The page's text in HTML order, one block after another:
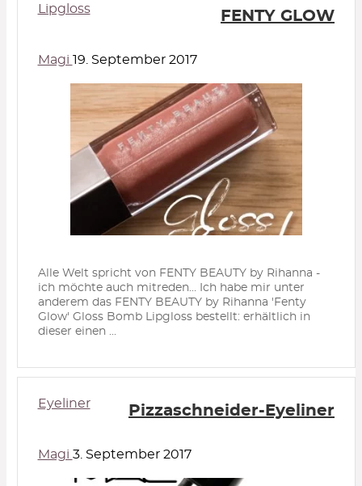
Lipgloss FENTY GLOW
Magi 19. September 2017
Alle Welt spricht von FENTY BEAUTY by Rihanna -
ich möchte auch mitreden… Ich habe mir unter
anderem das FENTY BEAUTY by Rihanna 'Fenty
Glow' Gloss Bomb Lipgloss bestellt: erhältlich in
dieser einen ...
Eyeliner Pizzaschneider-Eyeliner
Magi 3. September 2017